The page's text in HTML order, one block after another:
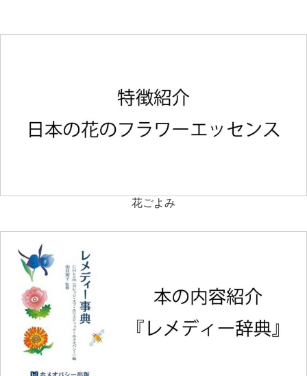
花ごよみ